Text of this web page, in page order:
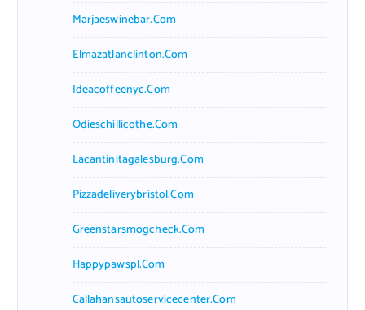
Marjaeswinebar.com
Elmazatlanclinton.com
Ideacoffeenyc.com
Odieschillicothe.com
Lacantinitagalesburg.com
Pizzadeliverybristol.com
Greenstarsmogcheck.com
Happypawspl.com
Callahansautoservicecenter.com